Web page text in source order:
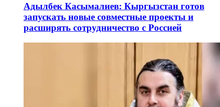
Адылбек Касымалиев: Кыргызстан готов
запускать новые совместные проекты и
расширять сотрудничество с Россией